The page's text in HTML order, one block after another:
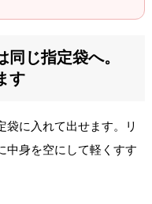
じ指定袋へ。
す
袋に入れて出せます。リ
中身を空にして軽くすす